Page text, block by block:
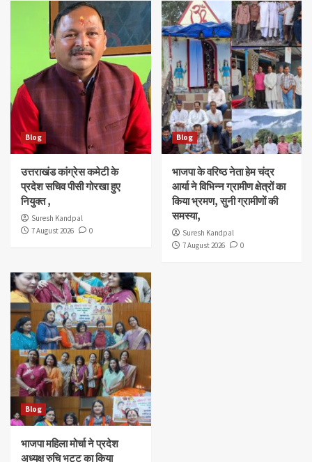
Blog
उत्तराखंड कांग्रेस कमेटी के
प्रदेश सचिव पीसी गोरखा हुए
नियुक्त ,
Suresh Kandpal
7 August 2026
0
Blog
भाजपा के वरिष्ठ नेता हेम चंद्र
आर्या ने विभिन्न ग्रामीण क्षेत्रों का
किया भ्रमण, सुनी ग्रामीणों की
समस्या,
Suresh Kandpal
7 August 2026
0
Blog
भाजपा महिला मोर्चा ने प्रदेश
अध्यक्ष रुचि भट्ट का किया